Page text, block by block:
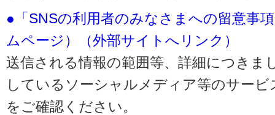
●「SNSの利用者のみなさまへの留意事
ムページ）（外部サイトへリンク）
送信される情報の範囲等、詳細につきま
しているソーシャルメディア等のサー
をご確認ください。